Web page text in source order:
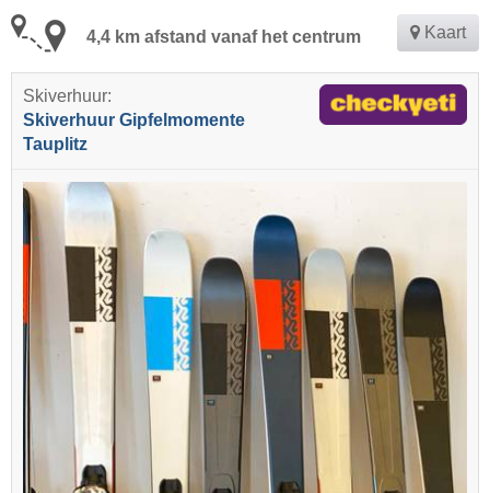
4,4 km afstand vanaf het centrum Kaart
Skiverhuur:
Skiverhuur Gipfelmomente
Tauplitz